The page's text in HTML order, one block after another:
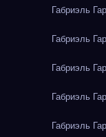
Габриэль
Габриэль
Габриэль
Габриэль
Габриэль